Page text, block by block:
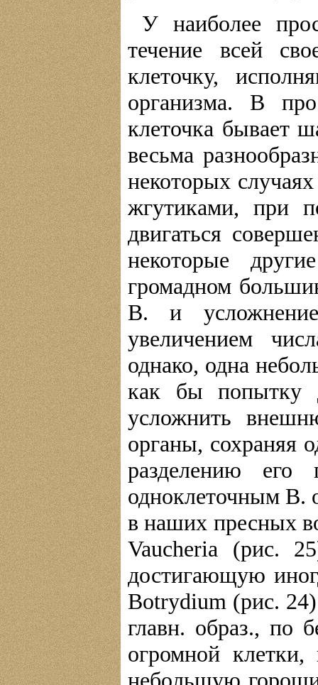
У наиболее
течение всей
клеточку,
организма. В
клеточка бывает
весьма
некоторых
жгутиками, при
двигаться
некоторые
громадном
В. и
увеличением
однако, одна
как бы попытку
усложнить
органы, сохраняя
разделению его
одноклеточным В.
в наших пресных
Vaucheria (рис.
достигающую
Botrydium (рис.
главн. образ., по
огромной